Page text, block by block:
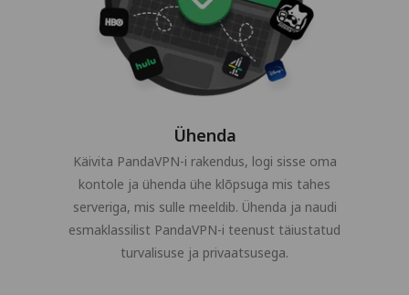
Ühenda
Käivita PandaVPN-i rakendus, logi sisse oma
kontole ja ühenda ühe klõpsuga mis tahes
serveriga, mis sulle meeldib. Ühenda ja naudi
esmaklassilist PandaVPN-i teenust täiustatud
turvalisuse ja privaatsusega.